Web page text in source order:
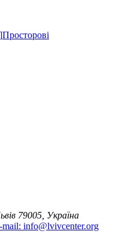
Просторові
79005, Україна
mail: info@lvivcenter.org